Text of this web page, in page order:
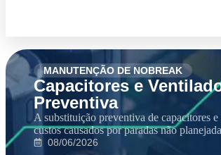
MANUTENÇÃO DE NOBREAK
Capacitores e
Preventiva
A substituição preventiva de capacitores
custos causados por paradas não
08/06/2026